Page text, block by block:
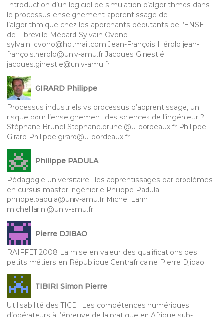
Introduction d’un logiciel de simulation d’algorithmes dans
le processus enseignement-apprentissage de
l’algorithmique chez les apprenants débutants de l’ENSET
de Libreville Médard-Sylvain Ovono
sylvain_ovono@hotmail.com Jean-François Hérold jean-
françois.herold@univ-amu.fr Jacques Ginestié
jacques.ginestie@univ-amu.fr
GIRARD Philippe
Processus industriels vs processus d’apprentissage, un
risque pour l’enseignement des sciences de l’ingénieur ?
Stéphane Brunel Stephane.brunel@u-bordeaux.fr Philippe
Girard Philippe.girard@u-bordeaux.fr
Philippe PADULA
Pédagogie universitaire : les apprentissages par problèmes
en cursus master ingénierie Philippe Padula
philippe.padula@univ-amu.fr Michel Larini
michel.larini@univ-amu.fr
Pierre DJIBAO
RAIFFET 2008 La mise en valeur des qualifications des
petits métiers en République Centrafricaine Pierre Djibao
TIBIRI Simon Pierre
Utilisabilité des TICE : Les compétences numériques
d’opérateurs à l’épreuve de la pratique en Afrique sub-